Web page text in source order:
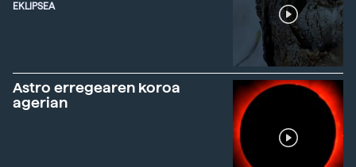
EKLIPSEA
Astro erregearen koroa
agerian